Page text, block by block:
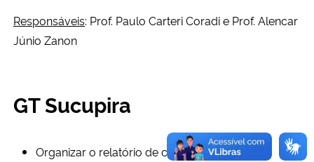
Responsáveis: Prof. Paulo Carteri Coradi e Prof. Alencar
Júnio Zanon
GT Sucupira
Organizar o relatório de coleta de dados